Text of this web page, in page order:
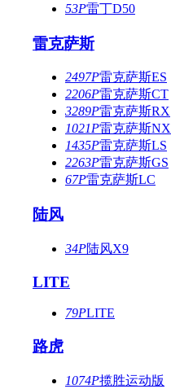
53P雷丁D50
雷克萨斯
2497P雷克萨斯ES
2206P雷克萨斯CT
3289P雷克萨斯RX
1021P雷克萨斯NX
1435P雷克萨斯LS
2263P雷克萨斯GS
67P雷克萨斯LC
陆风
34P陆风X9
LITE
79PLITE
路虎
1074P揽胜运动版